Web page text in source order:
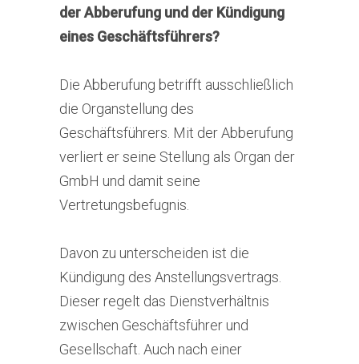
der Abberufung und der Kündigung
eines Geschäftsführers?
Die Abberufung betrifft ausschließlich
die Organstellung des
Geschäftsführers. Mit der Abberufung
verliert er seine Stellung als Organ der
GmbH und damit seine
Vertretungsbefugnis.
Davon zu unterscheiden ist die
Kündigung des Anstellungsvertrags.
Dieser regelt das Dienstverhältnis
zwischen Geschäftsführer und
Gesellschaft. Auch nach einer